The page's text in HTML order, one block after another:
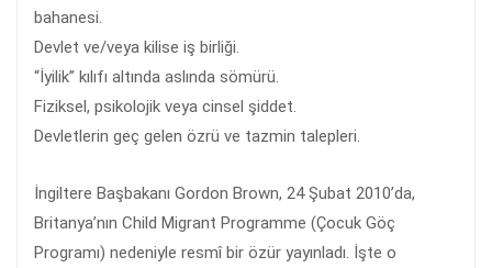
bahanesi.
Devlet ve/veya kilise iş birliği.
“İyilik” kılıfı altında aslında sömürü.
Fiziksel, psikolojik veya cinsel şiddet.
Devletlerin geç gelen özrü ve tazmin talepleri.
İngiltere Başbakanı Gordon Brown, 24 Şubat 2010’da,
Britanya’nın Child Migrant Programme (Çocuk Göç
Programı) nedeniyle resmî bir özür yayınladı. İşte o